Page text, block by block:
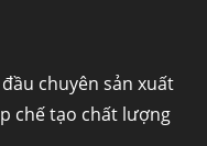
chuyên sản xuất
chế tạo chất lượng
là gì? Ống...